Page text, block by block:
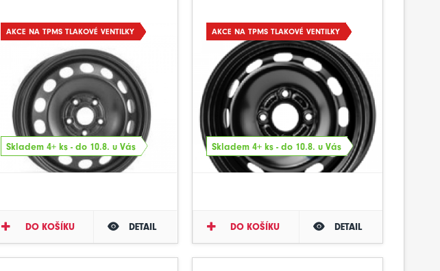
AKCE NA TPMS TLAKOVÉ VENTILKY
Skladem 4+ ks - do 10.8. u Vás
DO KOŠÍKU DETAIL
AKCE NA TPMS TLAKOVÉ VENTILKY
Skladem 4+ ks - do 10.8. u Vás
DO KOŠÍKU DETAIL